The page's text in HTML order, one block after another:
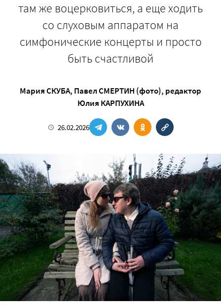
там же воцерковиться, а еще ходить
со слуховым аппаратом на
симфонические концерты и просто
быть счастливой
Мария СКУБА, Павел СМЕРТИН (фото), редактор
Юлия КАРПУХИНА
26.02.2026